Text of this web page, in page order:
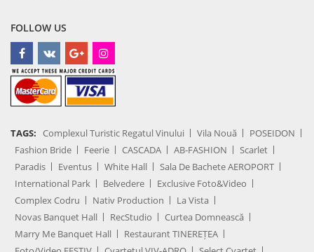
FOLLOW US
TAGS: Complexul Turistic Regatul Vinului Vila Nouă
POSEIDON
Fashion Bride
Feerie CASCADA AB-FASHION
Scarlet
Paradis
Eventus White Hall
Sala De Bachete AEROPORT
International Park
Belvedere
Exclusive Foto&Video
Complex Codru
Nativ Production
La Vista
Novas Banquet Hall
RecStudio
Curtea Domnească
Marry Me Banquet Hall
Restaurant TINEREȚEA